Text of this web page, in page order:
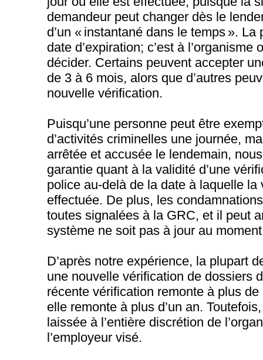
demandeur peut changer dès le
d’un « instantané dans le temps ».
date d’expiration; c’est à l’organisme
décider. Certains peuvent accepter
de 3 à 6 mois, alors que d’autres
nouvelle vérification.
Puisqu’une personne peut être
d’activités criminelles une journée,
arrêtée et accusée le lendemain,
garantie quant à la validité d’une
police au-delà de la date à laquelle la
effectuée. De plus, les
toutes signalées à la GRC, et il peut
système ne soit pas à jour au
D’après notre expérience, la plupart
une nouvelle vérification de dossiers
récente vérification remonte à plus
elle remonte à plus d’un an.
laissée à l’entière discrétion de
l’employeur visé.